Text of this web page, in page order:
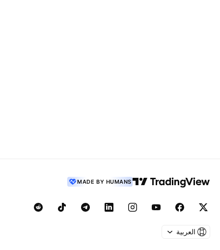
MADE BY HUMANS
العربية